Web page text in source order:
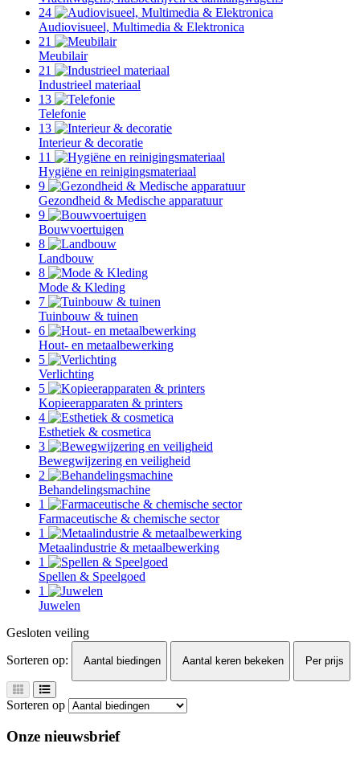
24
Audiovisueel, Multimedia & Elektronica
21
Meubilair
21
Industrieel materiaal
13
Telefonie
13
Interieur & decoratie
11
Hygiëne en reinigingsmateriaal
9
Gezondheid & Medische apparatuur
9
Bouwvoertuigen
8
Landbouw
8
Mode & Kleding
7
Tuinbouw & tuinen
6
Hout- en metaalbewerking
5
Verlichting
5
Kopieerapparaten & printers
4
Esthetiek & cosmetica
3
Bewegwijzering en veiligheid
2
Behandelingsmachine
1
Farmaceutische & chemische sector
1
Metaalindustrie & metaalbewerking
1
Spellen & Speelgoed
1
Juwelen
Gesloten veiling
Sorteren op:
Aantal biedingen Aantal keren bekeken Per prijs
Sorteren op
Onze nieuwsbrief